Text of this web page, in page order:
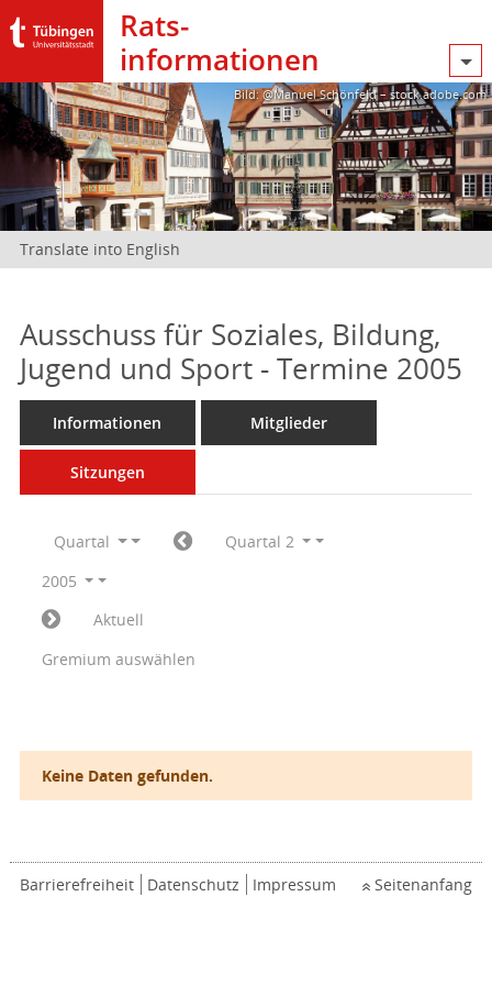
Rats­
informationen
Bild: @Manuel Schönfeld – stock.adobe.com
Translate into English
Ausschuss für Soziales, Bildung,
Jugend und Sport - Termine 2005
Informationen Mitglieder
Sitzungen
Quartal
Quartal 2
2005
Aktuell
Gremium auswählen
Keine Daten gefunden.
Barrierefreiheit Datenschutz Impressum Seitenanfang